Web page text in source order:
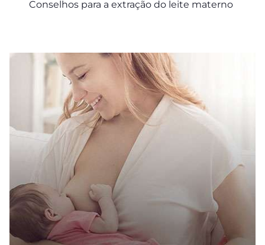
Conselhos para a extração do leite materno